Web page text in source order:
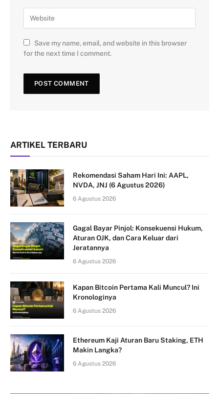
Save my name, email, and website in this browser
for the next time I comment.
ARTIKEL TERBARU
Rekomendasi Saham Hari Ini: AAPL,
NVDA, JNJ (6 Agustus 2026)
6 Agustus 2026
Gagal Bayar Pinjol: Konsekuensi Hukum,
Aturan OJK, dan Cara Keluar dari
Jeratannya
6 Agustus 2026
Kapan Bitcoin Pertama Kali Muncul? Ini
Kronologinya
6 Agustus 2026
Ethereum Kaji Aturan Baru Staking, ETH
Makin Langka?
6 Agustus 2026